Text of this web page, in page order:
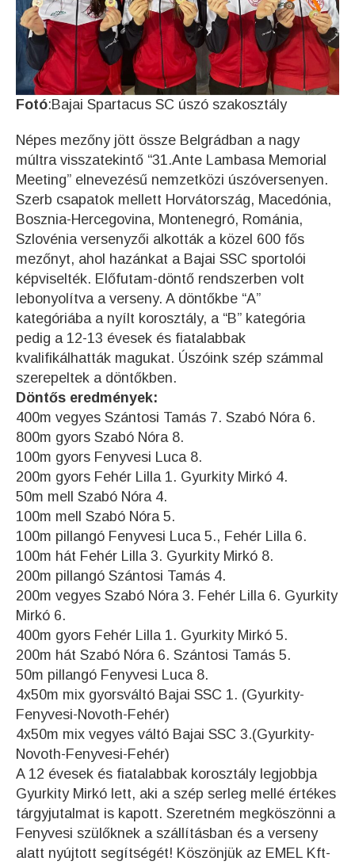
Fotó:Bajai Spartacus SC úszó szakosztály
Népes mezőny jött össze Belgrádban a nagy
múltra visszatekintő “31.Ante Lambasa Memorial
Meeting” elnevezésű nemzetközi úszóversenyen.
Szerb csapatok mellett Horvátország, Macedónia,
Bosznia-Hercegovina, Montenegró, Románia,
Szlovénia versenyzői alkották a közel 600 fős
mezőnyt, ahol hazánkat a Bajai SSC sportolói
képviselték. Előfutam-döntő rendszerben volt
lebonyolítva a verseny. A döntőkbe “A”
kategóriába a nyílt korosztály, a “B” kategória
pedig a 12-13 évesek és fiatalabbak
kvalifikálhatták magukat. Úszóink szép számmal
szerepeltek a döntőkben.
Döntős eredmények:
400m vegyes Szántosi Tamás 7. Szabó Nóra 6.
800m gyors Szabó Nóra 8.
100m gyors Fenyvesi Luca 8.
200m gyors Fehér Lilla 1. Gyurkity Mirkó 4.
50m mell Szabó Nóra 4.
100m mell Szabó Nóra 5.
100m pillangó Fenyvesi Luca 5., Fehér Lilla 6.
100m hát Fehér Lilla 3. Gyurkity Mirkó 8.
200m pillangó Szántosi Tamás 4.
200m vegyes Szabó Nóra 3. Fehér Lilla 6. Gyurkity
Mirkó 6.
400m gyors Fehér Lilla 1. Gyurkity Mirkó 5.
200m hát Szabó Nóra 6. Szántosi Tamás 5.
50m pillangó Fenyvesi Luca 8.
4x50m mix gyorsváltó Bajai SSC 1. (Gyurkity-
Fenyvesi-Novoth-Fehér)
4x50m mix vegyes váltó Bajai SSC 3.(Gyurkity-
Novoth-Fenyvesi-Fehér)
A 12 évesek és fiatalabbak korosztály legjobbja
Gyurkity Mirkó lett, aki a szép serleg mellé értékes
tárgyjutalmat is kapott. Szeretném megköszönni a
Fenyvesi szülőknek a szállításban és a verseny
alatt nyújtott segítségét! Köszönjük az EMEL Kft-